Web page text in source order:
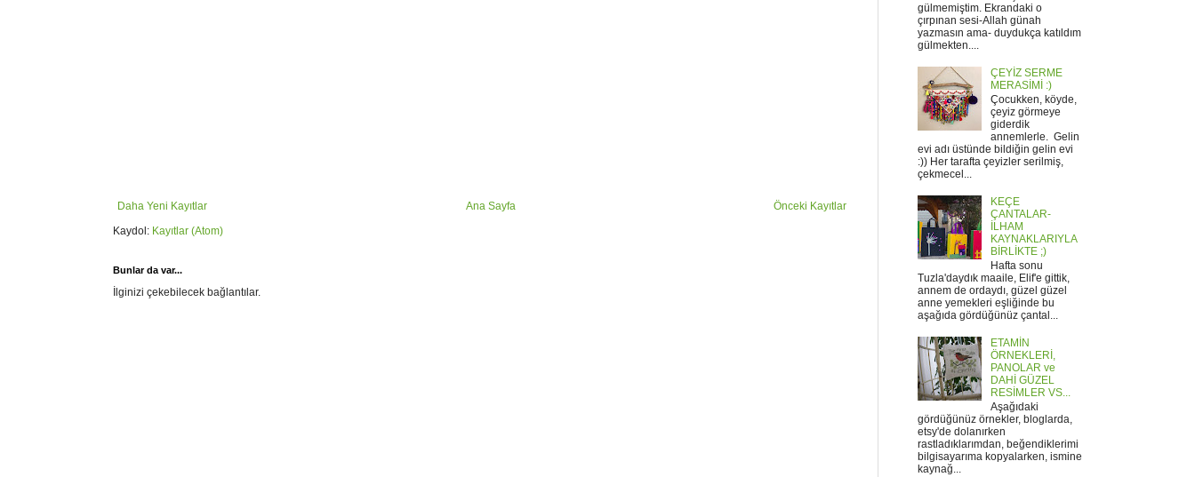
Daha Yeni Kayıtlar Önceki Kayıtlar
Ana Sayfa
Kaydol: Kayıtlar (Atom)
Bunlar da var...
İlginizi çekebilecek bağlantılar.
gülmemiştim. Ekrandaki o
çırpınan sesi-Allah günah
yazmasın ama- duydukça katıldım
gülmekten....
ÇEYİZ SERME
MERASİMİ :)
Çocukken, köyde,
çeyiz görmeye
giderdik
annemlerle. Gelin
evi adı üstünde bildiğin gelin evi
:)) Her tarafta çeyizler serilmiş,
çekmecel...
KEÇE
ÇANTALAR-
İLHAM
KAYNAKLARIYLA
BİRLİKTE ;)
Hafta sonu
Tuzla'daydık maaile, Elif'e gittik,
annem de ordaydı, güzel güzel
anne yemekleri eşliğinde bu
aşağıda gördüğünüz çantal...
ETAMİN
ÖRNEKLERİ,
PANOLAR ve
DAHİ GÜZEL
RESİMLER VS...
Aşağıdaki
gördüğünüz örnekler, bloglarda,
etsy'de dolanırken
rastladıklarımdan, beğendiklerimi
bilgisayarıma kopyalarken, ismine
kaynağ...